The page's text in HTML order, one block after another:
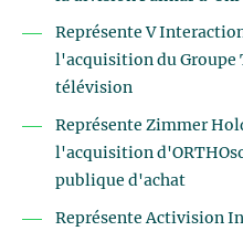
Représente V
l'acquisition du Groupe
télévision
Représente Zimmer
l'acquisition
publique d'achat
Représente Activision